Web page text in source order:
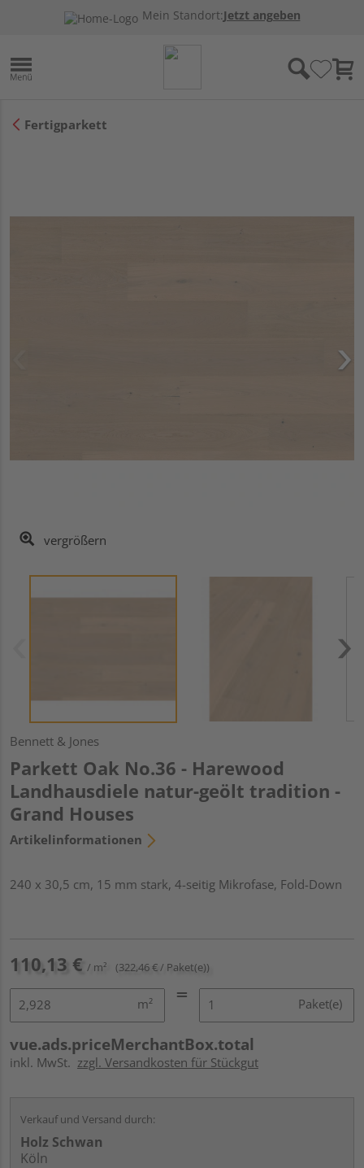
Mein Standort:Jetzt angeben
Fertigparkett
vergrößern
Bennett & Jones
Parkett Oak No.36 - Harewood
Landhausdiele natur-geölt tradition -
Grand Houses
Artikelinformationen
240 x 30,5 cm, 15 mm stark, 4-seitig Mikrofase, Fold-Down
110,13 € / m² (322,46 € / Paket(e))
m² Paket(e)
vue.ads.priceMerchantBox.total
inkl. MwSt. zzgl. Versandkosten für Stückgut
Verkauf und Versand durch:
Holz Schwan
Köln